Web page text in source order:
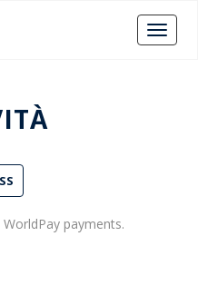
payments.